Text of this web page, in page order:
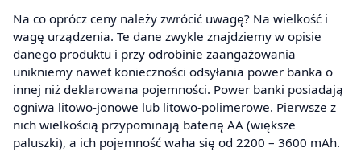
Na co oprócz ceny należy zwrócić uwagę? Na wielkość i
wagę urządzenia. Te dane zwykle znajdziemy w opisie
danego produktu i przy odrobinie zaangażowania
unikniemy nawet konieczności odsyłania power banka o
innej niż deklarowana pojemności. Power banki posiadają
ogniwa litowo-jonowe lub litowo-polimerowe. Pierwsze z
nich wielkością przypominają baterię AA (większe
paluszki), a ich pojemność waha się od 2200 – 3600 mAh.